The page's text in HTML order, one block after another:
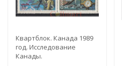
Квартблок. Канада 1989
год. Исследование
Канады.